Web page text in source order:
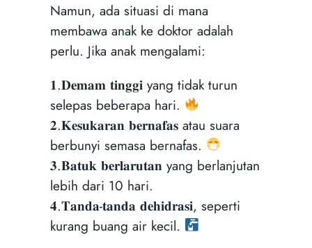
Namun, ada situasi di mana
membawa anak ke doktor adalah
perlu. Jika anak mengalami:
𝟏.𝐃𝐞𝐦𝐚𝐦 𝐭𝐢𝐧𝐠𝐠𝐢 yang tidak turun
selepas beberapa hari.
𝟐.𝐊𝐞𝐬𝐮𝐤𝐚𝐫𝐚𝐧 𝐛𝐞𝐫𝐧𝐚𝐟𝐚𝐬 atau suara
berbunyi semasa bernafas.
𝟑.𝐁𝐚𝐭𝐮𝐤 𝐛𝐞𝐫𝐥𝐚𝐫𝐮𝐭𝐚𝐧 yang berlanjutan
lebih dari 10 hari.
𝟒.𝐓𝐚𝐧𝐝𝐚-𝐭𝐚𝐧𝐝𝐚 𝐝𝐞𝐡𝐢𝐝𝐫𝐚𝐬𝐢, seperti
kurang buang air kecil.